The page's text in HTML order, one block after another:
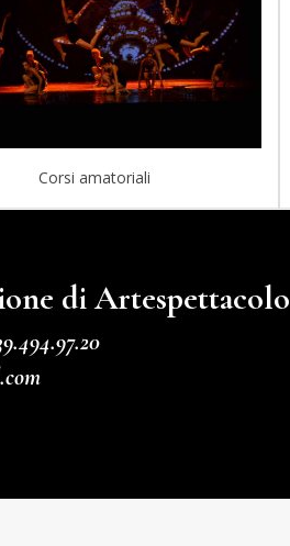
Corsi amatoriali
di Artespettacolo